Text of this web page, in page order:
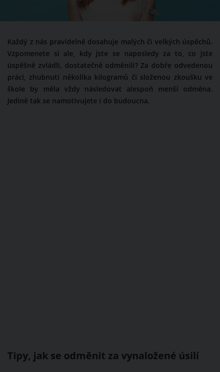
Každý z nás pravidelně dosahuje malých či velkých úspěchů.
Vzpomenete si ale, kdy jste se naposledy za to, co jste
úspěšně zvládli, dostatečně odměnili? Za dobře odvedenou
práci, zhubnutí několika kilogramů či složenou zkoušku ve
škole by měla vždy následovat alespoň menší odměna.
Jedině tak se namotivujete i do budoucna.
Tipy, jak se odměnit za vynaložené úsilí